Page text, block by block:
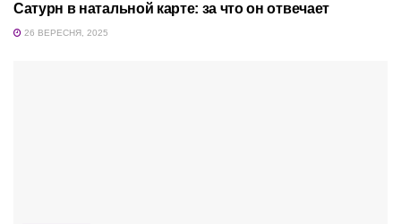
Сатурн в натальной карте: за что он отвечает
26 ВЕРЕСНЯ, 2025